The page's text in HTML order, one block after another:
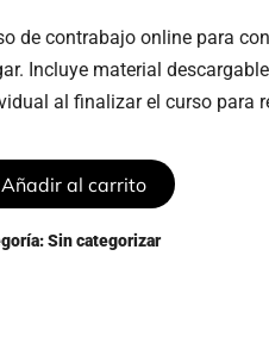
de contrabajo online para
Incluye material
al finalizar el curso para
Añadir al carrito
Sin categorizar